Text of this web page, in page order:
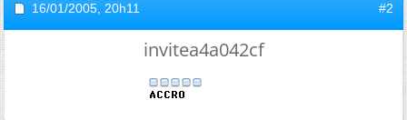
16/01/2005, 20h11 #2
invitea4a042cf